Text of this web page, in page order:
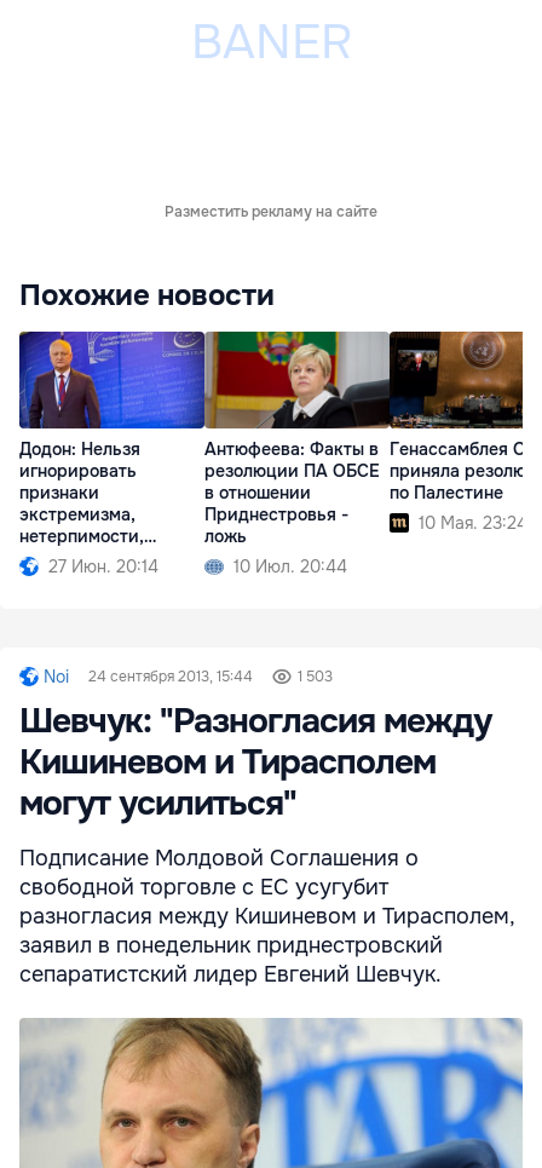
Разместить рекламу на сайте
Похожие новости
Додон: Нельзя
игнорировать
признаки
экстремизма,
нетерпимости,
неофашистской
риторики
27 Июн. 20:14
Антюфеева: Факты в
резолюции ПА ОБСЕ
в отношении
Приднестровья -
ложь
10 Июл. 20:44
Генассамблея
приняла
по Палестине
10 Мая. 23:24
Noi 24 сентября 2013, 15:44 1 503
Шевчук: "Разногласия между
Кишиневом и Тирасполем
могут усилиться"
Подписание Молдовой Соглашения о
свободной торговле с ЕС усугубит
разногласия между Кишиневом и Тирасполем,
заявил в понедельник приднестровский
сепаратистский лидер Евгений Шевчук.